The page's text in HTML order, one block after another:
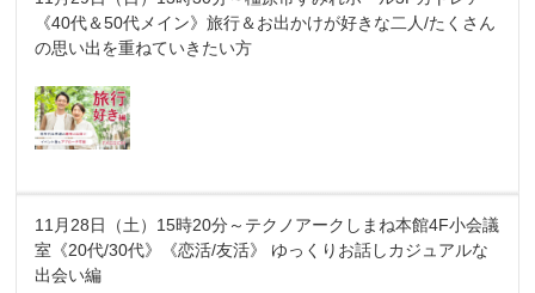
《40代＆50代メイン》旅行＆お出かけが好きな二人/たくさん
の思い出を重ねていきたい方
11月28日（土）15時20分～テクノアークしまね本館4F小会議
室《20代/30代》《恋活/友活》 ゆっくりお話しカジュアルな
出会い編